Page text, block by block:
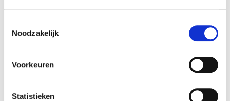
Noodzakelijk
Voorkeuren
Statistieken
hapje.
en heliumballonnen voor Zuidschermer en ook